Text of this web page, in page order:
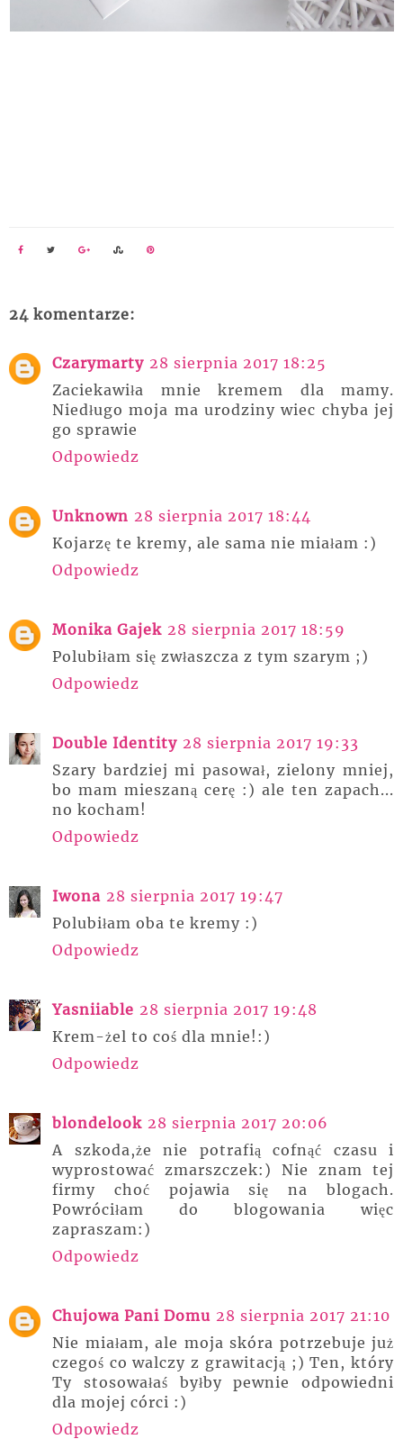
24 komentarze:
Czarymarty 28 sierpnia 2017 18:25
Zaciekawiła mnie kremem dla mamy.
Niedługo moja ma urodziny wiec chyba jej
go sprawie
Odpowiedz
Unknown 28 sierpnia 2017 18:44
Kojarzę te kremy, ale sama nie miałam :)
Odpowiedz
Monika Gajek 28 sierpnia 2017 18:59
Polubiłam się zwłaszcza z tym szarym ;)
Odpowiedz
Double Identity 28 sierpnia 2017 19:33
Szary bardziej mi pasował, zielony mniej,
bo mam mieszaną cerę :) ale ten zapach...
no kocham!
Odpowiedz
Iwona 28 sierpnia 2017 19:47
Polubiłam oba te kremy :)
Odpowiedz
Yasniiable 28 sierpnia 2017 19:48
Krem-żel to coś dla mnie!:)
Odpowiedz
blondelook 28 sierpnia 2017 20:06
A szkoda,że nie potrafią cofnąć czasu i
wyprostować zmarszczek:) Nie znam tej
firmy choć pojawia się na blogach.
Powróciłam do blogowania więc
zapraszam:)
Odpowiedz
Chujowa Pani Domu 28 sierpnia 2017 21:10
Nie miałam, ale moja skóra potrzebuje już
czegoś co walczy z grawitacją ;) Ten, który
Ty stosowałaś byłby pewnie odpowiedni
dla mojej córci :)
Odpowiedz